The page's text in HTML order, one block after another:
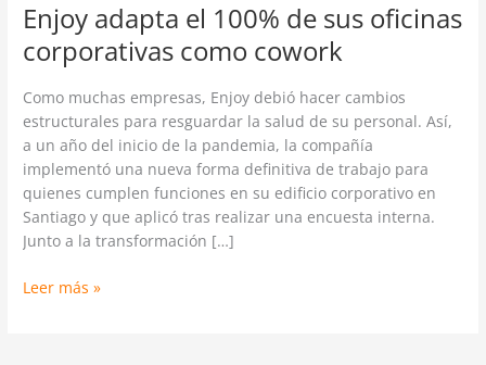
Enjoy adapta el 100% de sus oficinas
corporativas como cowork
Como muchas empresas, Enjoy debió hacer cambios
estructurales para resguardar la salud de su personal. Así,
a un año del inicio de la pandemia, la compañía
implementó una nueva forma definitiva de trabajo para
quienes cumplen funciones en su edificio corporativo en
Santiago y que aplicó tras realizar una encuesta interna.
Junto a la transformación […]
Leer más »